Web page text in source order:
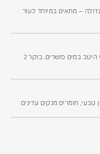
— מתאים במיוחד לעור
2 לחיצות, לעסות על עור פנים לח, לשטוף היטב במים פושרים. בוקר
טבעי, חומרים מנקים עדינים